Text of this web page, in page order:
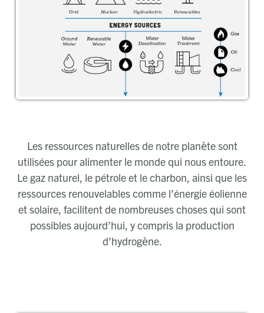
Les ressources naturelles de notre planète sont
utilisées pour alimenter le monde qui nous entoure.
Le gaz naturel, le pétrole et le charbon, ainsi que les
ressources renouvelables comme l’énergie éolienne
et solaire, facilitent de nombreuses choses qui sont
possibles aujourd’hui, y compris la production
d’hydrogène.